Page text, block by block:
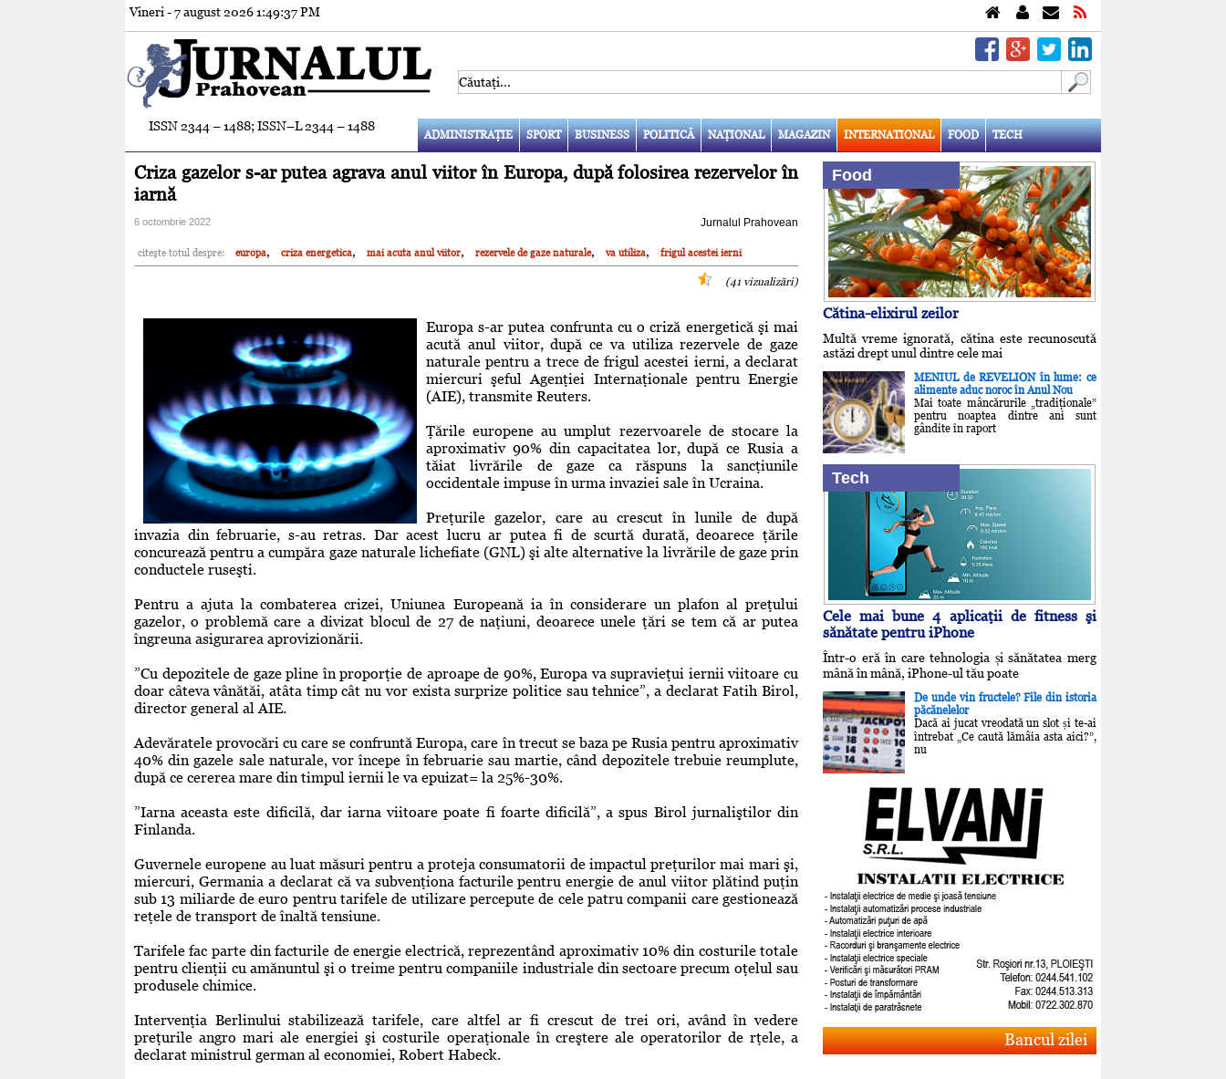
Vineri - 7 august 20261:49:38 PM
ISSN 2344 – 1488; ISSN–L 2344 – 1488
ADMINISTRAŢIE SPORT BUSINESS POLITICĂ NAŢIONAL MAGAZIN INTERNATIONAL FOOD TECH
Criza gazelor s-ar putea agrava anul viitor în Europa, după folosirea rezervelor în
iarnă
6 octombrie 2022 Jurnalul Prahovean
citeşte totul despre: europa, criza energetica, mai acuta anul viitor, rezervele de gaze naturale, va utiliza, frigul acestei ierni
(41 vizualizări)
Europa s-ar putea confrunta cu o criză energetică şi mai
acută anul viitor, după ce va utiliza rezervele de gaze
naturale pentru a trece de frigul acestei ierni, a declarat
miercuri şeful Agenţiei Internaţionale pentru Energie
(AIE), transmite Reuters.
Ţările europene au umplut rezervoarele de stocare la
aproximativ 90% din capacitatea lor, după ce Rusia a
tăiat livrările de gaze ca răspuns la sancţiunile
occidentale impuse în urma invaziei sale în Ucraina.
Preţurile gazelor, care au crescut în lunile de după
invazia din februarie, s-au retras. Dar acest lucru ar putea fi de scurtă durată, deoarece ţările
concurează pentru a cumpăra gaze naturale lichefiate (GNL) şi alte alternative la livrările de gaze prin
conductele ruseşti.
Pentru a ajuta la combaterea crizei, Uniunea Europeană ia în considerare un plafon al preţului
gazelor, o problemă care a divizat blocul de 27 de naţiuni, deoarece unele ţări se tem că ar putea
îngreuna asigurarea aprovizionării.
”Cu depozitele de gaze pline în proporţie de aproape de 90%, Europa va supravieţui iernii viitoare cu
doar câteva vânătăi, atâta timp cât nu vor exista surprize politice sau tehnice”, a declarat Fatih Birol,
director general al AIE.
Adevăratele provocări cu care se confruntă Europa, care în trecut se baza pe Rusia pentru aproximativ
40% din gazele sale naturale, vor începe în februarie sau martie, când depozitele trebuie reumplute,
după ce cererea mare din timpul iernii le va epuizat= la 25%-30%.
”Iarna aceasta este dificilă, dar iarna viitoare poate fi foarte dificilă”, a spus Birol jurnaliştilor din
Finlanda.
Guvernele europene au luat măsuri pentru a proteja consumatorii de impactul preţurilor mai mari şi,
miercuri, Germania a declarat că va subvenţiona facturile pentru energie de anul viitor plătind puţin
sub 13 miliarde de euro pentru tarifele de utilizare percepute de cele patru companii care gestionează
reţele de transport de înaltă tensiune.
Tarifele fac parte din facturile de energie electrică, reprezentând aproximativ 10% din costurile totale
pentru clienţii cu amănuntul şi o treime pentru companiile industriale din sectoare precum oţelul sau
produsele chimice.
Intervenţia Berlinului stabilizează tarifele, care altfel ar fi crescut de trei ori, având în vedere
preţurile angro mari ale energiei şi costurile operaţionale în creştere ale operatorilor de rţele, a
declarat ministrul german al economiei, Robert Habeck.
Food
Cătina-elixirul zeilor
Multă vreme ignorată, cătina este recunoscută
astăzi drept unul dintre cele mai
MENIUL de REVELION în lume: ce
alimente aduc noroc în Anul Nou
Mai toate mâncărurile „tradiţionale”
pentru noaptea dintre ani sunt
gândite în raport
Tech
Cele mai bune 4 aplicaţii de fitness şi
sănătate pentru iPhone
Într-o eră în care tehnologia și sănătatea merg
mână în mână, iPhone-ul tău poate
De unde vin fructele? File din istoria
păcănelelor
Dacă ai jucat vreodată un slot și te-ai
întrebat „Ce caută lămâia asta aici?”,
nu
Bancul zilei